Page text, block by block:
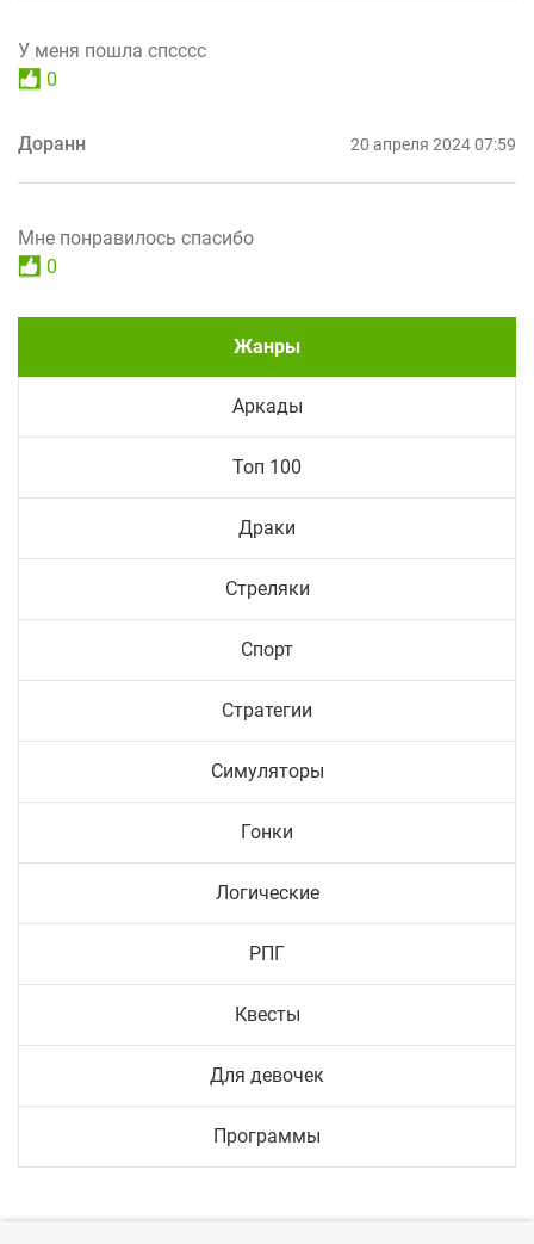
У меня пошла спсссс
0
Доранн 20 апреля 2024 07:59
Мне понравилось спасибо
0
Жанры
Аркады
Топ 100
Драки
Стреляки
Спорт
Стратегии
Симуляторы
Гонки
Логические
РПГ
Квесты
Для девочек
Программы